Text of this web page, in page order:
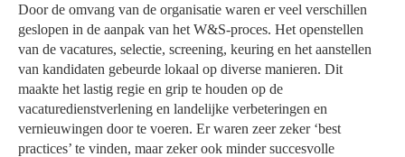
Door de omvang van de organisatie waren er veel verschillen
geslopen in de aanpak van het W&S-proces. Het openstellen
van de vacatures, selectie, screening, keuring en het aanstellen
van kandidaten gebeurde lokaal op diverse manieren. Dit
maakte het lastig regie en grip te houden op de
vacaturedienstverlening en landelijke verbeteringen en
vernieuwingen door te voeren. Er waren zeer zeker ‘best
practices’ te vinden, maar zeker ook minder succesvolle